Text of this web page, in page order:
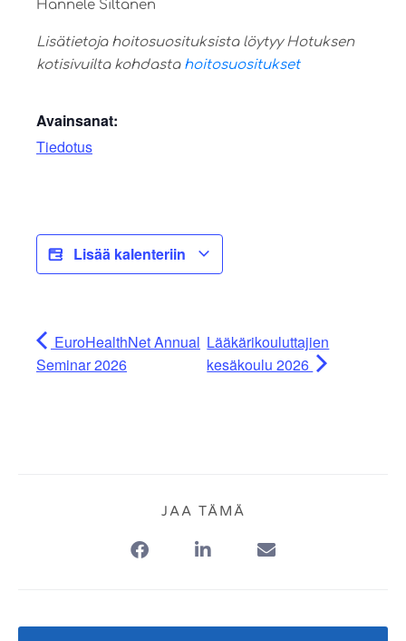
Hannele Siltanen
Lisätietoja hoitosuosituksista löytyy Hotuksen
kotisivuilta kohdasta hoitosuositukset
Avainsanat:
Tiedotus
Lisää kalenteriin
EuroHealthNet Annual
Seminar 2026
Lääkärikouluttajien
kesäkoulu 2026
JAA TÄMÄ